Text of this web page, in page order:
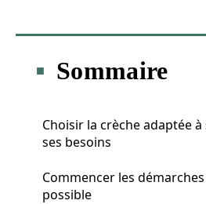
Sommaire
Choisir la crèche adaptée
ses besoins
Commencer les
possible